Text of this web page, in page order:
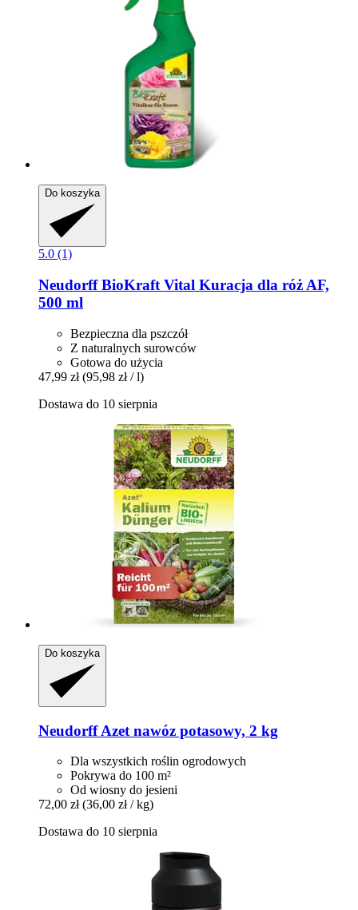
Do koszyka
5.0 (1)
NeudorffBioKraft Vital Kuracja dla róż AF,
500 ml
Bezpieczna dla pszczół
Z naturalnych surowców
Gotowa do użycia
47,99 zł (95,98 zł / l)
Dostawa do 10 sierpnia
Do koszyka
NeudorffAzet nawóz potasowy, 2 kg
Dla wszystkich roślin ogrodowych
Pokrywa do 100 m²
Od wiosny do jesieni
72,00 zł (36,00 zł / kg)
Dostawa do 10 sierpnia